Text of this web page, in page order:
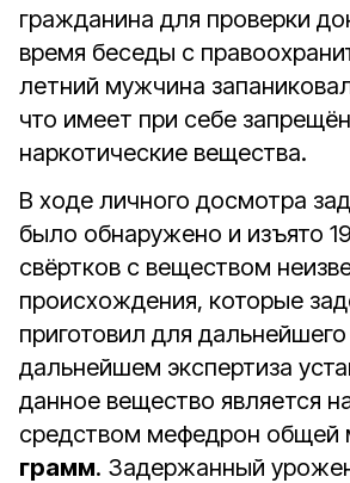
гражданина для проверки
время беседы с
летний мужчина
что имеет при себе
наркотические вещества.
В ходе личного досмотра
было обнаружено и изъято
свёртков с веществом
происхождения, которые
приготовил для
дальнейшем экспертиза
данное вещество является
средством мефедрон общей
грамм. Задержанный